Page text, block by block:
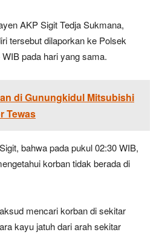
AKP Sigit Tedja Sukmana,
tersebut dilaporkan ke Polsek
pada hari yang sama.
di Gunungkidul Mitsubishi
Tewas
bahwa pada pukul 02:30 WIB,
korban tidak berada di
mencari korban di sekitar
kayu jatuh dari arah sekitar